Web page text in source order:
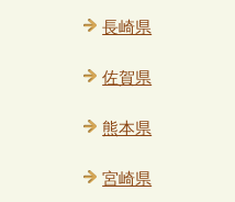
長崎県
佐賀県
熊本県
宮崎県